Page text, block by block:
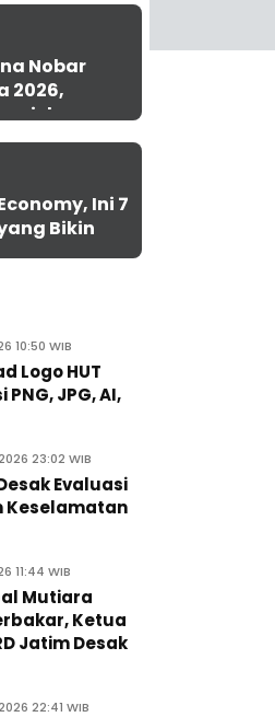
Nobar
2026,
dan
Warga
Ini 7
Bikin
10:50 WIB
Logo HUT
PNG, JPG, AI,
23:02 WIB
Evaluasi
Keselamatan
11:44 WIB
Mutiara
Ketua
Jatim Desak
22:41 WIB